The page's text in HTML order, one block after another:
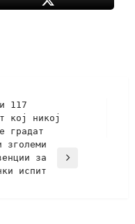
117
кој никој
градат
зголеми
за
испит